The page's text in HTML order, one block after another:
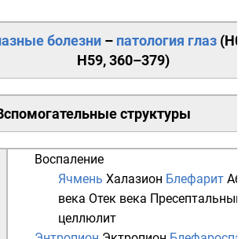
болезни – патология глаз (
H59,360–379)
структуры
Воспаление
Ячмень Халазион Блефарит
века Отек века Пресептальный
целлюлит